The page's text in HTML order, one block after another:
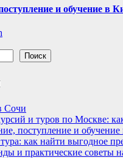
и обучение в
Поиск
Сочи
и туров по Москве:
поступление и
как найти выгодное
и практические советы